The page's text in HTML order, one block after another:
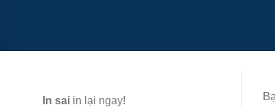
In sai in lại ngay!